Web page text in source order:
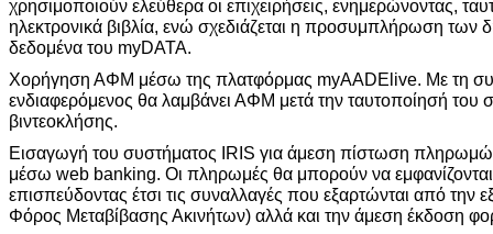
χρησιμοποιούν ελεύθερα οι επιχειρήσεις, ενημερώνοντας,
ηλεκτρονικά βιβλία, ενώ σχεδιάζεται η προσυμπλήρωση
δεδομένα του myDATA.
Χορήγηση ΑΦΜ μέσω της πλατφόρμας myAADElive. Με τη
ενδιαφερόμενος θα λαμβάνει ΑΦΜ μετά την ταυτοποίησή του
βιντεοκλήσης.
Εισαγωγή του συστήματος IRIS για άμεση πίστωση πληρωμών
μέσω web banking. Οι πληρωμές θα μπορούν να
επισπεύδοντας έτσι τις συναλλαγές που εξαρτώνται από
Φόρος Μεταβίβασης Ακινήτων) αλλά και την άμεση έκδοση